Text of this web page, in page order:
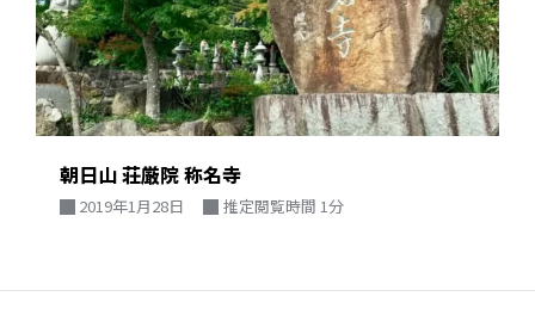
朝日山 荘厳院 称名寺
2019年1月28日 推定閲覧時間 1分